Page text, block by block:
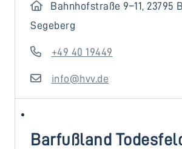
Bahnhofstraße 9–11, 23795
Segeberg
+49 40 19449
info@hvv.de
Barfußland